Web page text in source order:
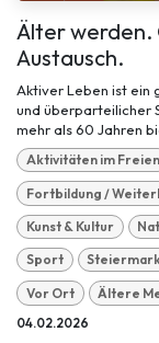
Älter werden.
Austausch.
Aktiver Leben ist ein
und überparteilicher
mehr als 60 Jahren
Aktivitäten im Freien
Fortbildung /
Kunst & Kultur
Sport
Vor Ort Ältere
04.02.2026